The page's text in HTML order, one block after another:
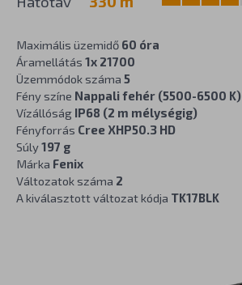
Maximális üzemidő 60 óra
Áramellátás 1x 21700
Üzemmódok száma 5
Fény színe Nappali fehér (5500-6500 K)
Vízállóság IP68 (2 m mélységig)
Fényforrás Cree XHP50.3 HD
Súly197 g
Márka Fenix
Változatok száma 2
A kiválasztott változat kódja TK17BLK